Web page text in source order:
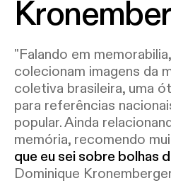
"Falando em
colecionam imagens da
coletiva brasileira, uma
para referências
popular. Ainda
memória, recomendo
que eu sei sobre bolhas
Dominique